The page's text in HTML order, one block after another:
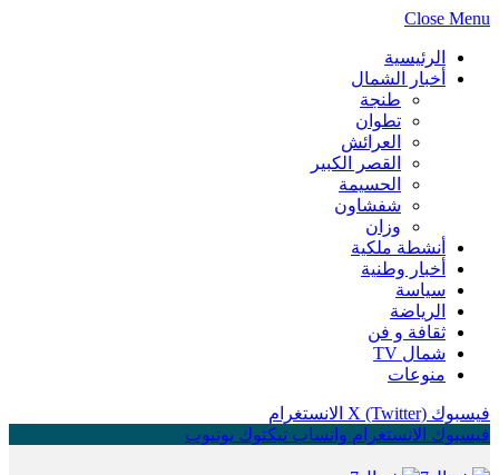
Close Menu
الرئيسية
أخبار الشمال
طنجة
تطوان
العرائش
القصر الكبير
الحسيمة
شفشاون
وزان
أنشطة ملكية
أخبار وطنية
سياسة
الرياضة
ثقافة و فن
شمال TV
منوعات
فيسبوك X (Twitter) الانستغرام
فيسبوك الانستغرام واتساب تيكتوك يوتيوب